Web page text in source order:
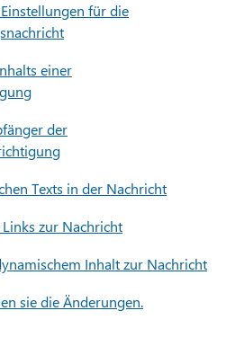
für die
einer
der
Texts in der Nachricht
zur Nachricht
Inhalt zur Nachricht
sie die Änderungen.